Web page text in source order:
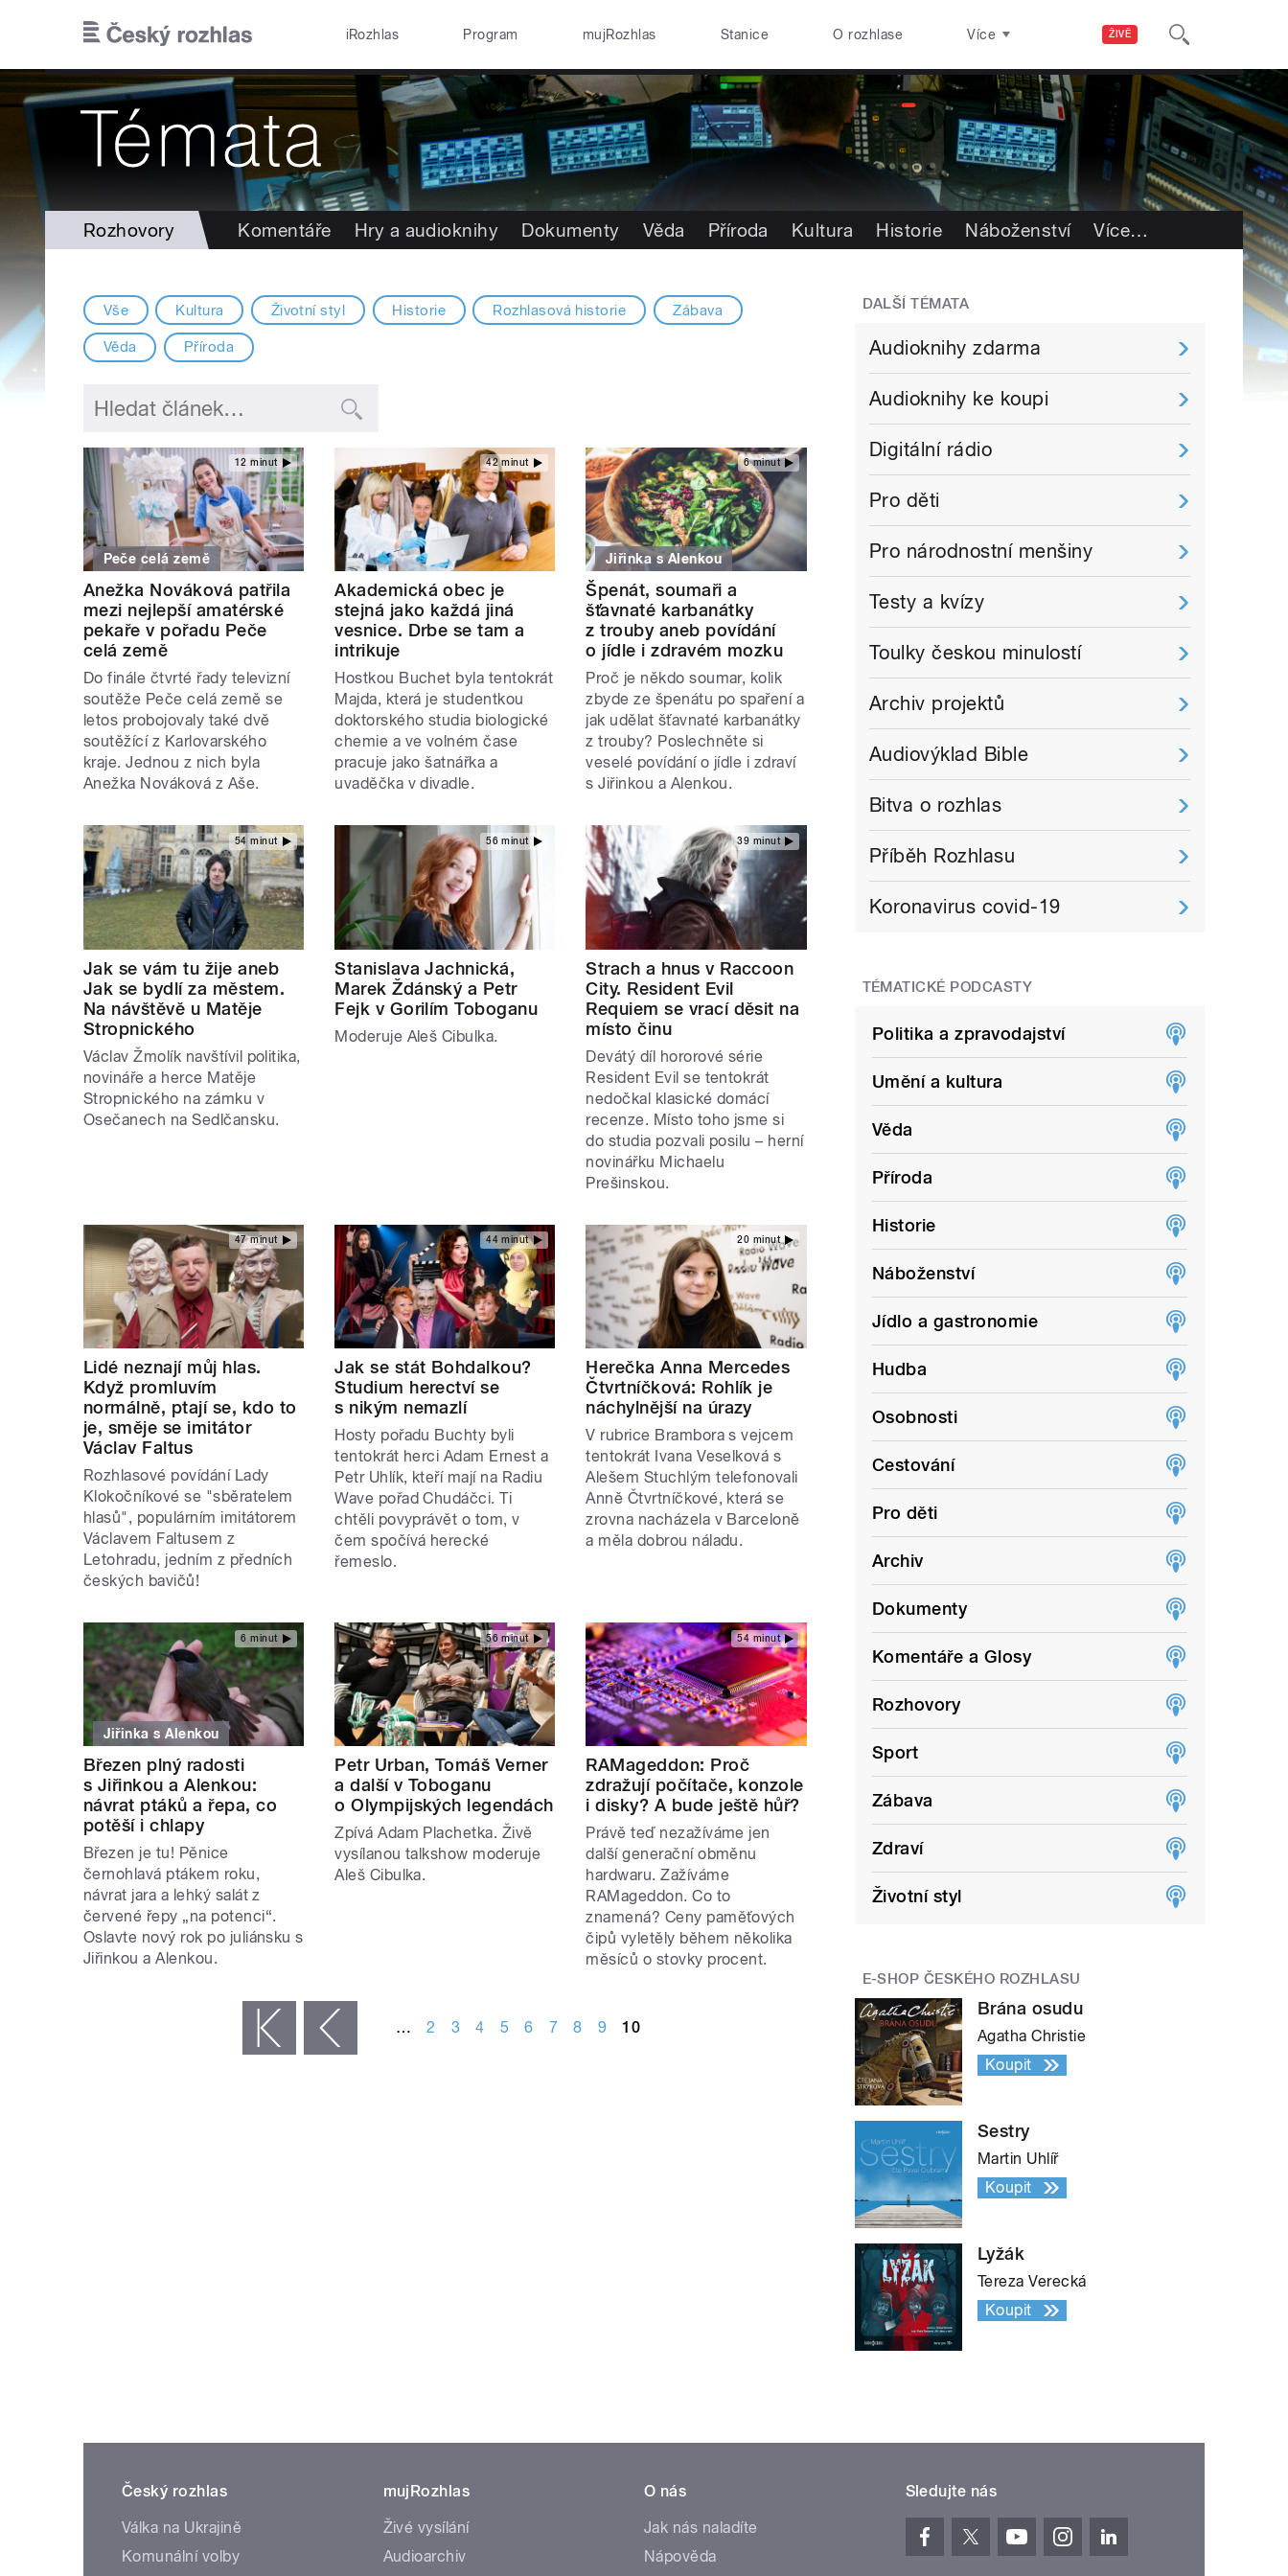
ŽIVĚ
iRozhlas Program mujRozhlas Stanice O rozhlase Více
Rozhovory Komentáře Hry a audioknihy Dokumenty Věda Příroda Kultura Historie Náboženství Více…
Vše Kultura Životní styl Historie Rozhlasová historie Zábava
Věda Příroda
12 minut
Peče celá země
Anežka Nováková patřila
mezi nejlepší amatérské
pekaře v pořadu Peče
celá země
Do finále čtvrté řady televizní
soutěže Peče celá země se
letos probojovaly také dvě
soutěžící z Karlovarského
kraje. Jednou z nich byla
Anežka Nováková z Aše.
42 minut
Akademická obec je
stejná jako každá jiná
vesnice. Drbe se tam a
intrikuje
Hostkou Buchet byla tentokrát
Majda, která je studentkou
doktorského studia biologické
chemie a ve volném čase
pracuje jako šatnářka a
uvaděčka v divadle.
6 minut
Jiřinka s Alenkou
Špenát, soumaři a
šťavnaté karbanátky
z trouby aneb povídání
o jídle i zdravém mozku
Proč je někdo soumar, kolik
zbyde ze špenátu po spaření a
jak udělat šťavnaté karbanátky
z trouby? Poslechněte si
veselé povídání o jídle i zdraví
s Jiřinkou a Alenkou.
54 minut
Jak se vám tu žije aneb
Jak se bydlí za městem.
Na návštěvě u Matěje
Stropnického
Václav Žmolík navštívil politika,
novináře a herce Matěje
Stropnického na zámku v
Osečanech na Sedlčansku.
56 minut
Stanislava Jachnická,
Marek Ždánský a Petr
Fejk v Gorilím Toboganu
Moderuje Aleš Cibulka.
39 minut
Strach a hnus v Raccoon
City. Resident Evil
Requiem se vrací děsit na
místo činu
Devátý díl hororové série
Resident Evil se tentokrát
nedočkal klasické domácí
recenze. Místo toho jsme si
do studia pozvali posilu – herní
novinářku Michaelu
Prešinskou.
47 minut
Lidé neznají můj hlas.
Když promluvím
normálně, ptají se, kdo to
je, směje se imitátor
Václav Faltus
Rozhlasové povídání Lady
Klokočníkové se "sběratelem
hlasů", populárním imitátorem
Václavem Faltusem z
Letohradu, jedním z předních
českých bavičů!
44 minut
Jak se stát Bohdalkou?
Studium herectví se
s nikým nemazlí
Hosty pořadu Buchty byli
tentokrát herci Adam Ernest a
Petr Uhlík, kteří mají na Radiu
Wave pořad Chudáčci. Ti
chtěli povyprávět o tom, v
čem spočívá herecké
řemeslo.
20 minut
Herečka Anna Mercedes
Čtvrtníčková: Rohlík je
náchylnější na úrazy
V rubrice Brambora s vejcem
tentokrát Ivana Veselková s
Alešem Stuchlým telefonovali
Anně Čtvrtníčkové, která se
zrovna nacházela v Barceloně
a měla dobrou náladu.
6 minut
Jiřinka s Alenkou
Březen plný radosti
s Jiřinkou a Alenkou:
návrat ptáků a řepa, co
potěší i chlapy
Březen je tu! Pěnice
černohlavá ptákem roku,
návrat jara a lehký salát z
červené řepy „na potenci“.
Oslavte nový rok po juliánsku s
Jiřinkou a Alenkou.
56 minut
Petr Urban, Tomáš Verner
a další v Toboganu
o Olympijských legendách
Zpívá Adam Plachetka. Živě
vysílanou talkshow moderuje
Aleš Cibulka.
54 minut
RAMageddon: Proč
zdražují počítače, konzole
i disky? A bude ještě hůř?
Právě teď nezažíváme jen
další generační obměnu
hardwaru. Zažíváme
RAMageddon. Co to
znamená? Ceny paměťových
čipů vyletěly během několika
měsíců o stovky procent.
‹ předchozí … 2 3 4 5 6 7 8 9 10
DALŠÍ TÉMATA
Audioknihy zdarma
Audioknihy ke koupi
Digitální rádio
Pro děti
Pro národnostní menšiny
Testy a kvízy
Toulky českou minulostí
Archiv projektů
Audiovýklad Bible
Bitva o rozhlas
Příběh Rozhlasu
Koronavirus covid-19
TÉMATICKÉ PODCASTY
Politika a zpravodajství
Umění a kultura
Věda
Příroda
Historie
Náboženství
Jídlo a gastronomie
Hudba
Osobnosti
Cestování
Pro děti
Archiv
Dokumenty
Komentáře a Glosy
Rozhovory
Sport
Zábava
Zdraví
Životní styl
E-SHOP ČESKÉHO ROZHLASU
Brána osudu
Agatha Christie
Koupit
Sestry
Martin Uhlíř
Koupit
Lyžák
Tereza Verecká
Koupit
Český rozhlas
Válka na Ukrajině
Komunální volby
mujRozhlas
Živé vysílání
Audioarchiv
O nás
Jak nás naladíte
Nápověda
Sledujte nás